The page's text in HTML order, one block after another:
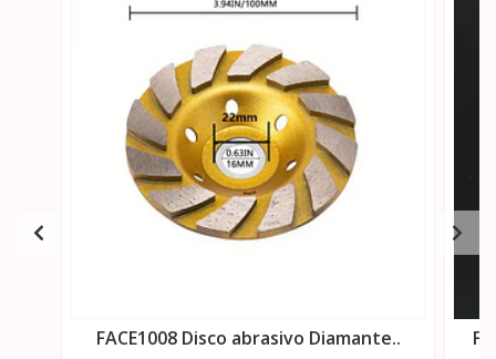
FACE1008 Disco abrasivo Diamante..